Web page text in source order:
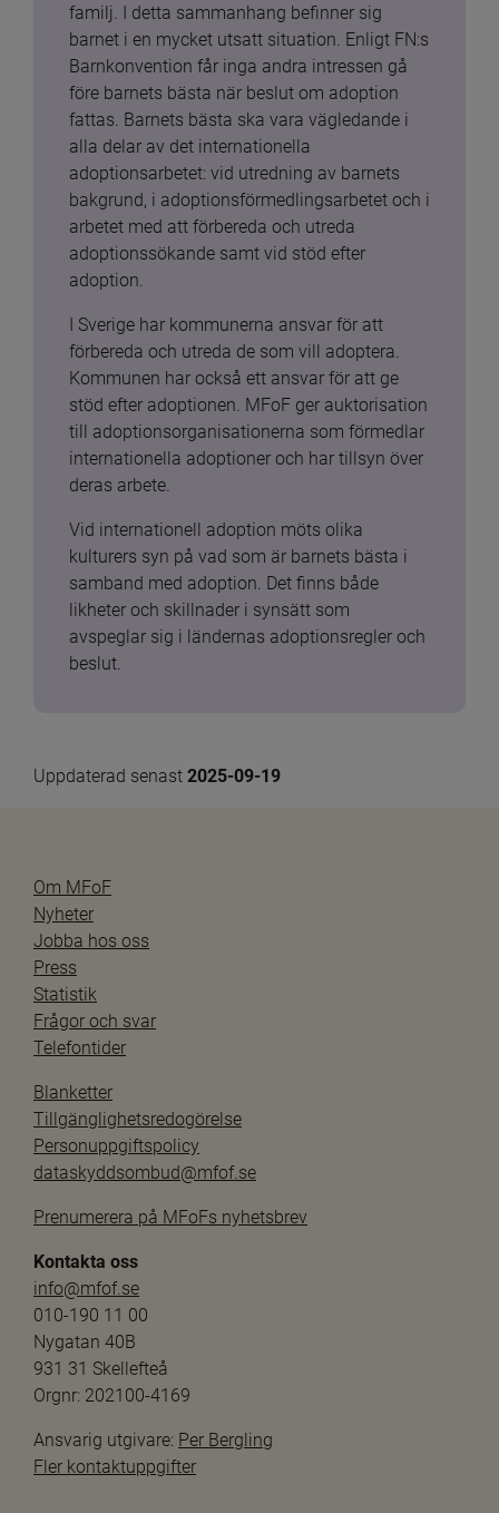
familj. I detta sammanhang befinner sig
barnet i en mycket utsatt situation. Enligt FN:s
Barnkonvention får inga andra intressen gå
före barnets bästa när beslut om adoption
fattas. Barnets bästa ska vara vägledande i
alla delar av det internationella
adoptionsarbetet: vid utredning av barnets
bakgrund, i adoptionsförmedlingsarbetet och i
arbetet med att förbereda och utreda
adoptionssökande samt vid stöd efter
adoption.
I Sverige har kommunerna ansvar för att
förbereda och utreda de som vill adoptera.
Kommunen har också ett ansvar för att ge
stöd efter adoptionen. MFoF ger auktorisation
till adoptionsorganisationerna som förmedlar
internationella adoptioner och har tillsyn över
deras arbete.
Vid internationell adoption möts olika
kulturers syn på vad som är barnets bästa i
samband med adoption. Det finns både
likheter och skillnader i synsätt som
avspeglar sig i ländernas adoptionsregler och
beslut.
Uppdaterad senast 2025-09-19
Om MFoF
Nyheter
Jobba hos oss
Press
Statistik
Frågor och svar
Telefontider
Blanketter
Tillgänglighetsredogörelse
Personuppgiftspolicy
dataskyddsombud@mfof.se
Prenumerera på MFoFs nyhetsbrev
Kontakta oss
info@mfof.se
010-190 11 00
Nygatan 40B
931 31 Skellefteå
Orgnr: 202100-4169
Ansvarig utgivare: Per Bergling
Fler kontaktuppgifter